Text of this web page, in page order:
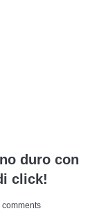
duro con
click!
comments